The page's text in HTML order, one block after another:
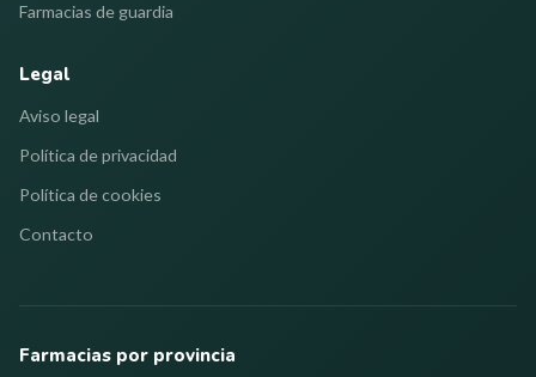
Farmacias de guardia
Legal
Aviso legal
Política de privacidad
Política de cookies
Contacto
Farmacias por provincia